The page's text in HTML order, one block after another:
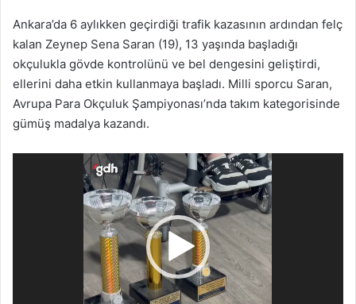
Ankara’da 6 aylıkken geçirdiği trafik kazasının ardından felç
kalan Zeynep Sena Saran (19), 13 yaşında başladığı
okçulukla gövde kontrolünü ve bel dengesini geliştirdi,
ellerini daha etkin kullanmaya başladı. Milli sporcu Saran,
Avrupa Para Okçuluk Şampiyonası’nda takım kategorisinde
gümüş madalya kazandı.